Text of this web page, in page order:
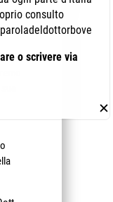
✕
consulto
o scrivere via